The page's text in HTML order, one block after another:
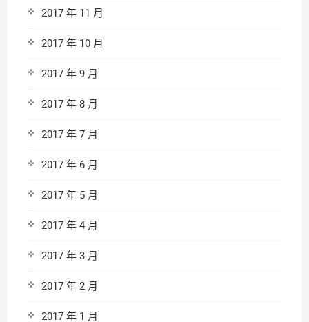
2017 年 11 月
2017 年 10 月
2017 年 9 月
2017 年 8 月
2017 年 7 月
2017 年 6 月
2017 年 5 月
2017 年 4 月
2017 年 3 月
2017 年 2 月
2017 年 1 月